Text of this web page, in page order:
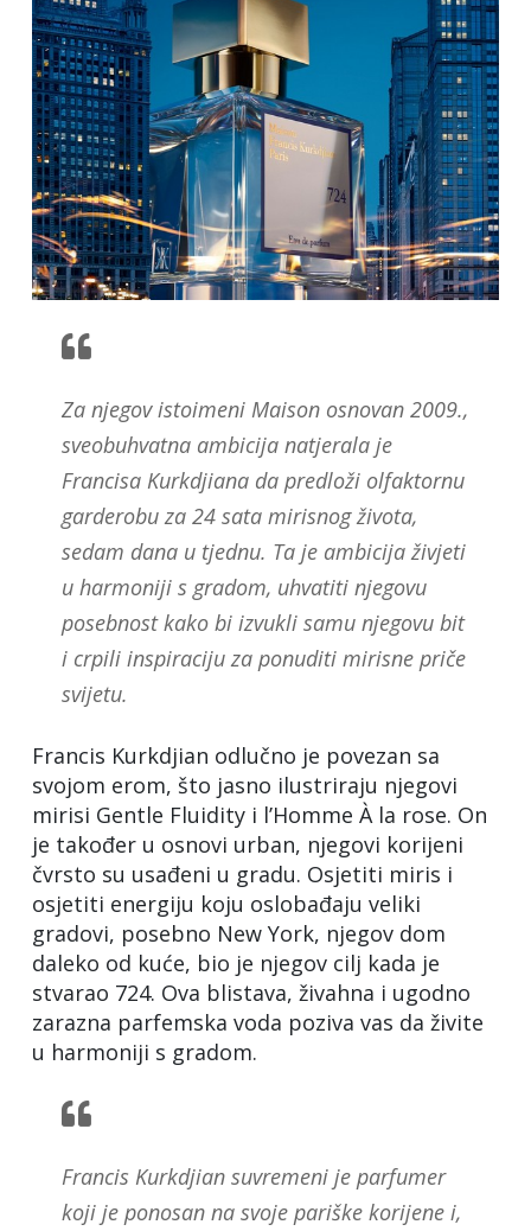
Za njegov istoimeni Maison osnovan 2009.,
sveobuhvatna ambicija natjerala je
Francisa Kurkdjiana da predloži olfaktornu
garderobu za 24 sata mirisnog života,
sedam dana u tjednu. Ta je ambicija živjeti
u harmoniji s gradom, uhvatiti njegovu
posebnost kako bi izvukli samu njegovu bit
i crpili inspiraciju za ponuditi mirisne priče
svijetu.
Francis Kurkdjian odlučno je povezan sa
svojom erom, što jasno ilustriraju njegovi
mirisi Gentle Fluidity i l’Homme À la rose. On
je također u osnovi urban, njegovi korijeni
čvrsto su usađeni u gradu. Osjetiti miris i
osjetiti energiju koju oslobađaju veliki
gradovi, posebno New York, njegov dom
daleko od kuće, bio je njegov cilj kada je
stvarao 724. Ova blistava, živahna i ugodno
zarazna parfemska voda poziva vas da živite
u harmoniji s gradom.
Francis Kurkdjian suvremeni je parfumer
koji je ponosan na svoje pariške korijene i,